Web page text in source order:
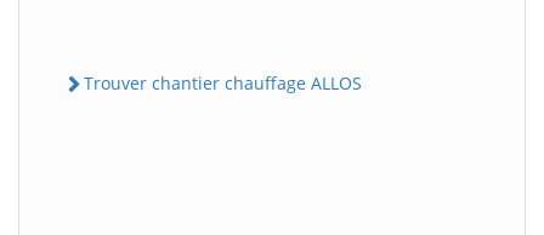
Trouver chantier chauffage ALLOS